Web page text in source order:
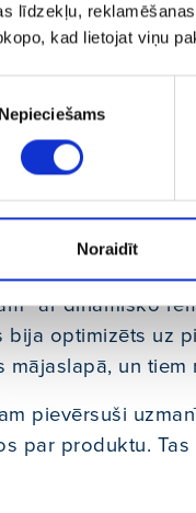
līdzekļu,
kad lietojat viņu
Nepieciešams
Noraidīt
izvēle nozīmē,
skaitu. Šādā
lielāks
remārketinga
Lookalike
optimizācija uz
nopirks klienta
lietotājus,
ar dinamisko
bija optimizēts uz
un
pievērsuši
par produktu.